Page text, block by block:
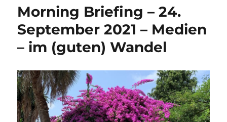
Morning Briefing – 24.
September 2021 – Medien
– im (guten) Wandel